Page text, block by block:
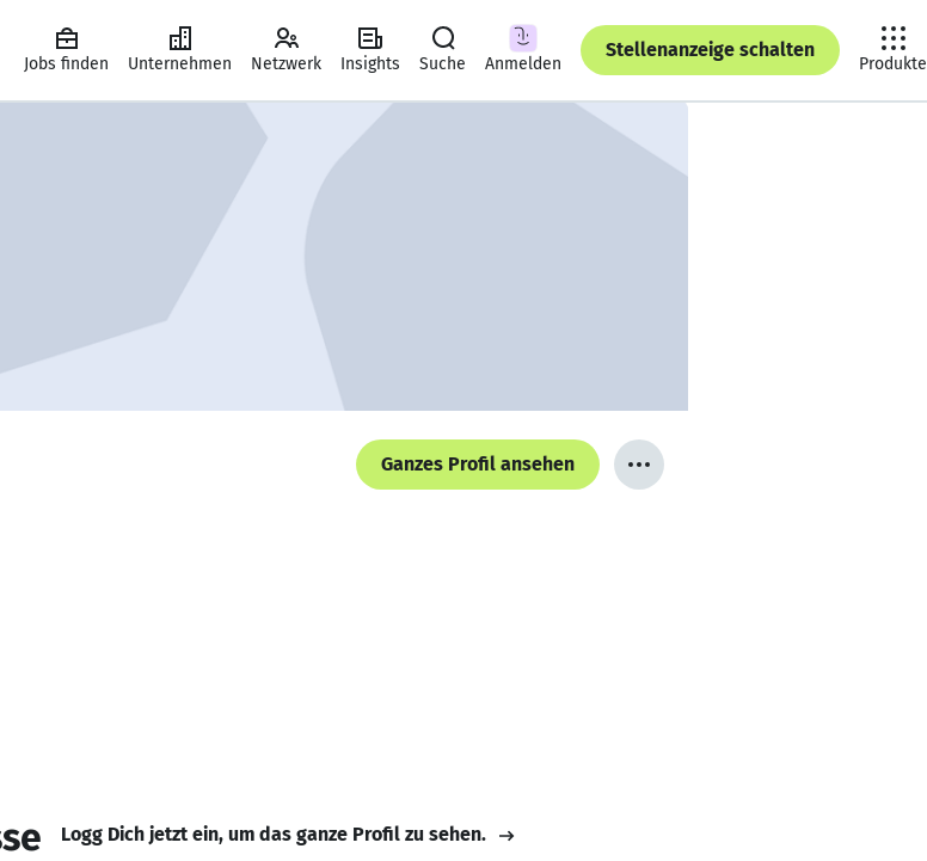
Jobs finden Unternehmen Netzwerk Insights Suche Anmelden
Stellenanzeige schalten
Produkte
Ganzes Profil ansehen
Logg Dich jetzt ein, um das ganze Profil zu sehen.